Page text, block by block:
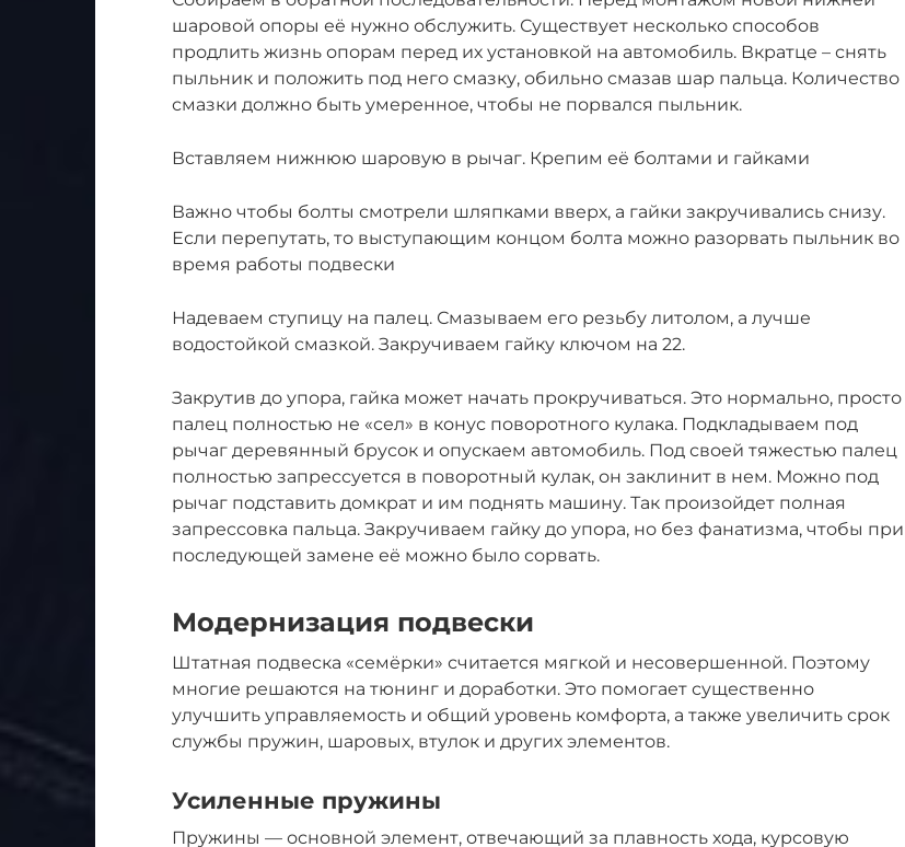
шаровой опоры её нужно обслужить. Существует несколько способов
продлить жизнь опорам перед их установкой на автомобиль. Вкратце – снять
пыльник и положить под него смазку, обильно смазав шар пальца. Количество
смазки должно быть умеренное, чтобы не порвался пыльник.
Вставляем нижнюю шаровую в рычаг. Крепим её болтами и гайками
Важно чтобы болты смотрели шляпками вверх, а гайки закручивались снизу.
Если перепутать, то выступающим концом болта можно разорвать пыльник во
время работы подвески
Надеваем ступицу на палец. Смазываем его резьбу литолом, а лучше
водостойкой смазкой. Закручиваем гайку ключом на 22.
Закрутив до упора, гайка может начать прокручиваться. Это нормально, просто
палец полностью не «сел» в конус поворотного кулака. Подкладываем под
рычаг деревянный брусок и опускаем автомобиль. Под своей тяжестью палец
полностью запрессуется в поворотный кулак, он заклинит в нем. Можно под
рычаг подставить домкрат и им поднять машину. Так произойдет полная
запрессовка пальца. Закручиваем гайку до упора, но без фанатизма, чтобы при
последующей замене её можно было сорвать.
Модернизация подвески
Штатная подвеска «семёрки» считается мягкой и несовершенной. Поэтому
многие решаются на тюнинг и доработки. Это помогает существенно
улучшить управляемость и общий уровень комфорта, а также увеличить срок
службы пружин, шаровых, втулок и других элементов.
Усиленные пружины
Пружины — основной элемент, отвечающий за плавность хода, курсовую